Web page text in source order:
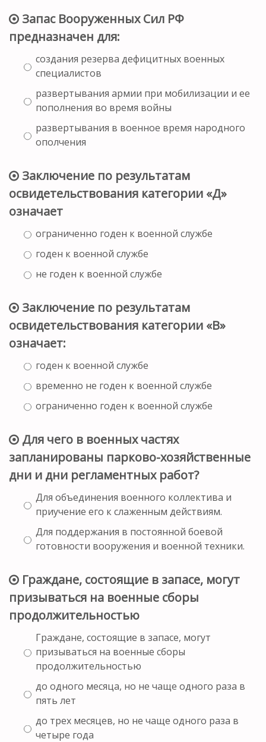
Запас Вооруженных Сил РФ
предназначен для:
создания резерва дефицитных военных
специалистов
развертывания армии при мобилизации и ее
пополнения во время войны
развертывания в военное время народного
ополчения
Заключение по результатам
освидетельствования категории «Д»
означает
ограниченно годен к военной службе
годен к военной службе
не годен к военной службе
Заключение по результатам
освидетельствования категории «В»
означает:
годен к военной службе
временно не годен к военной службе
ограниченно годен к военной службе
Для чего в военных частях
запланированы парково-хозяйственные
дни и дни регламентных работ?
Для объединения военного коллектива и
приучение его к слаженным действиям.
Для поддержания в постоянной боевой
готовности вооружения и военной техники.
Граждане, состоящие в запасе, могут
призываться на военные сборы
продолжительностью
Граждане, состоящие в запасе, могут
призываться на военные сборы
продолжительностью
до одного месяца, но не чаще одного раза в
пять лет
до трех месяцев, но не чаще одного раза в
четыре года